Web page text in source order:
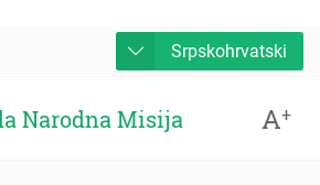
Srpskohrvatski
Narodna Misija A+